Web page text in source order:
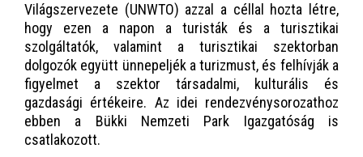
Világszervezete (UNWTO) azzal a céllal hozta létre,
hogy ezen a napon a turisták és a turisztikai
szolgáltatók, valamint a turisztikai szektorban
dolgozók együtt ünnepeljék a turizmust, és felhívják a
figyelmet a szektor társadalmi, kulturális és
gazdasági értékeire. Az idei rendezvénysorozathoz
ebben a Bükki Nemzeti Park Igazgatóság is
csatlakozott.